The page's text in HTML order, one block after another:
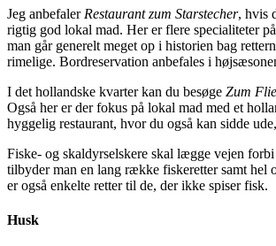
Jeg anbefaler Restaurant zum Starstecher, hvis
rigtig god lokal mad. Her er flere specialiteter
man går generelt meget op i historien bag
rimelige. Bordreservation anbefales i
I det hollandske kvarter kan du besøge Zum
Også her er der fokus på lokal mad med et
hyggelig restaurant, hvor du også kan sidde
Fiske- og skaldyrselskere skal lægge vejen
tilbyder man en lang række fiskeretter samt hel
er også enkelte retter til de, der ikke spiser fisk.
Husk